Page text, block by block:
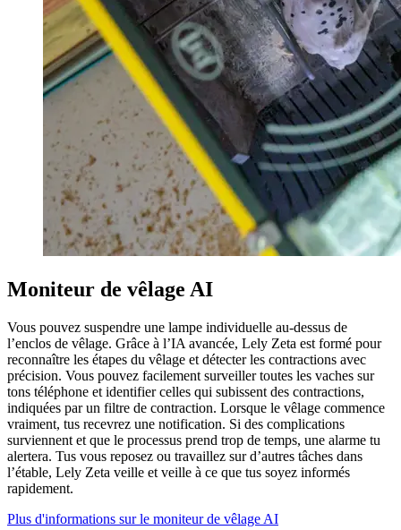
Moniteur de vêlage AI
Vous pouvez suspendre une lampe individuelle au-dessus de
l’enclos de vêlage. Grâce à l’IA avancée, Lely Zeta est formé pour
reconnaître les étapes du vêlage et détecter les contractions avec
précision. Vous pouvez facilement surveiller toutes les vaches sur
tons téléphone et identifier celles qui subissent des contractions,
indiquées par un filtre de contraction. Lorsque le vêlage commence
vraiment, tus recevrez une notification. Si des complications
surviennent et que le processus prend trop de temps, une alarme tu
alertera. Tus vous reposez ou travaillez sur d’autres tâches dans
l’étable, Lely Zeta veille et veille à ce que tus soyez informés
rapidement.
Plus d'informations sur le moniteur de vêlage AI